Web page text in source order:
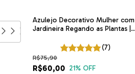
Azulejo Decorativo Mulher com
Jardineira Regando as Plantas |
(7)
R$60,00
R$75,90
21% OFF